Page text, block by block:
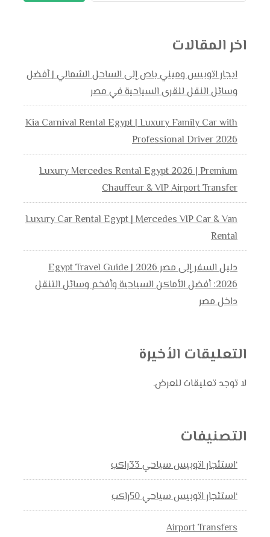
اخر المقالات
ايجار اتوبيس وميني باص إلى الساحل الشمالي | أفضل
وسائل النقل للقرى السياحية في مصر
Kia Carnival Rental Egypt | Luxury Family Car with
Professional Driver 2026
Luxury Mercedes Rental Egypt 2026 | Premium
Chauffeur & VIP Airport Transfer
Luxury Car Rental Egypt | Mercedes VIP Car & Van
Rental
دليل السفر إلى مصر 2026 | Egypt Travel Guide
2026: أفضل الأماكن السياحية وأفخم وسائل التنقل
داخل مصر
التعليقات الأخيرة
لا توجد تعليقات للعرض.
التصنيفات
‘استئجار اتوبيس سياحي 33راكب
‘استئجار اتوبيس سياحي 50راكب
Airport Transfers